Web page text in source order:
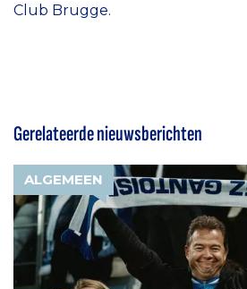
Club Brugge.
Gerelateerde nieuwsberichten
ALGEMEEN